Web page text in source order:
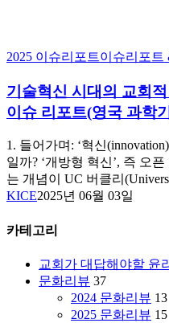
기
혁
신
시
대
의
교
회
비
전
2025 이슈리포트이슈리포트
기술혁신 시대의 교회
이슈 리포트(영국 과학
1. 들어가며: ‘혁신
일까? ‘개방형 혁신’, 즉 오
는 개념이 UC 버클리
KICE2025년 06월 03일
카테고리
교회가 대답해야할 윤
문화리뷰 37
2024 문화리뷰 13
2025 문화리뷰 15